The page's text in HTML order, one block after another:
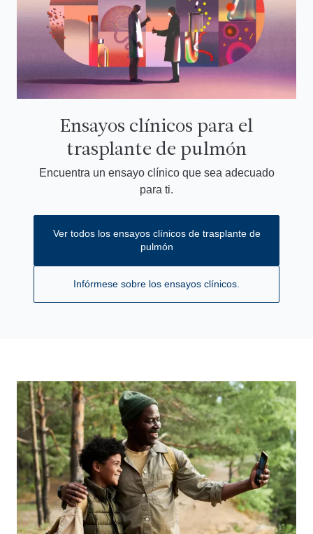
Ensayos clínicos para el
trasplante de pulmón
Encuentra un ensayo clínico que sea adecuado
para ti.
Ver todos los ensayos clínicos de trasplante de
pulmón
Infórmese sobre los ensayos clínicos.